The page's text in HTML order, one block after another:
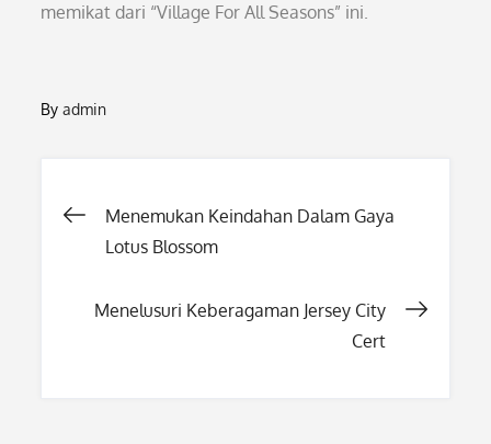
memikat dari “Village For All Seasons” ini.
Byadmin
Post
Menemukan Keindahan Dalam Gaya
Lotus Blossom
Menelusuri Keberagaman Jersey City
Cert